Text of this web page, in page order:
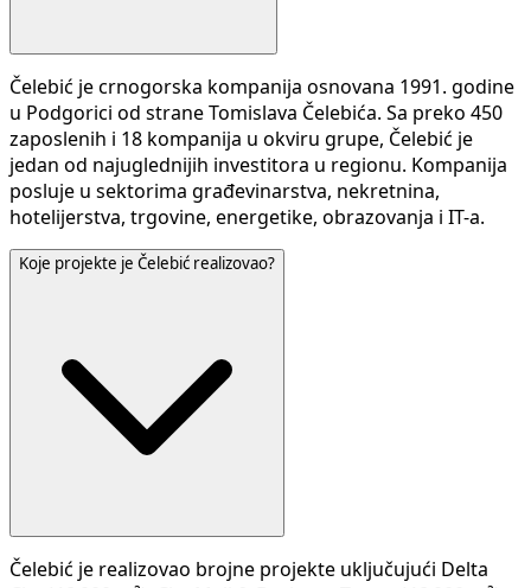
Čelebić je crnogorska kompanija osnovana 1991. godine
u Podgorici od strane Tomislava Čelebića. Sa preko 450
zaposlenih i 18 kompanija u okviru grupe, Čelebić je
jedan od najuglednijih investitora u regionu. Kompanija
posluje u sektorima građevinarstva, nekretnina,
hotelijerstva, trgovine, energetike, obrazovanja i IT-a.
Koje projekte je Čelebić realizovao?
Čelebić je realizovao brojne projekte uključujući Delta